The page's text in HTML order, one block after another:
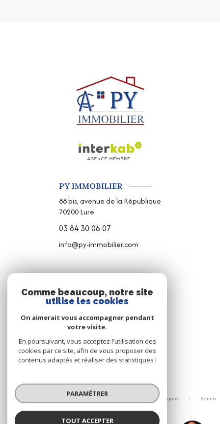
PY IMMOBILIER
88 bis, avenue de la République
70200Lure
03 84 30 06 07
info@py-immobilier.com
NOUS SUIVRE
© 2026 | Tous droits réservés
Nos partenaires Mentions légales
Admin
Comme beaucoup, notre site
utilise les cookies
On aimerait vous accompagner pendant
votre visite.
En poursuivant, vous acceptez l'utilisation des
cookies par ce site, afin de vous proposer des
contenus adaptés et réaliser des statistiques !
PARAMÉTRER
TOUT ACCEPTER